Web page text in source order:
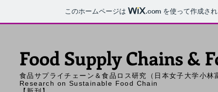
このホームページは .com を使って作成さ
Food Supply Chains &
食品サプライチェーン＆食品ロス研究
（日本女子大学小
Research on Sustainable Food Chain